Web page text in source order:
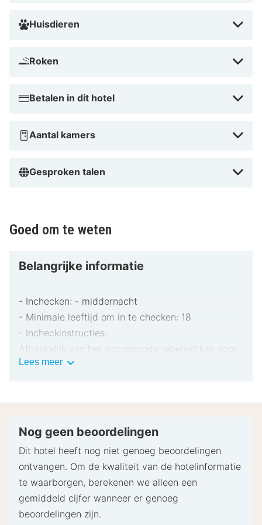
Huisdieren
Roken
Betalen in dit hotel
Aantal kamers
Gesproken talen
Goed om te weten
Belangrijke informatie
- Inchecken: - middernacht
- Minimale leeftijd om in te checken: 18
- Incheckinstructies:
Afhankelijk van het accommodatiebeleid kan voor
extra personen een toeslag in rekening worden
pinpas of borgsom in contanten te verstrekken
Speciale verzoeken worden onder voorbehoud van
beschikbaarheid bij het inchecken ingewilligd.
Hiervoor kunnen extra kosten in rekening worden
gebracht. Speciale verzoeken kunnen niet worden
gegarandeerd.
Lees meerBelangrijke
Nog geen beoordelingen
Dit hotel heeft nog niet genoeg beoordelingen
ontvangen. Om de kwaliteit van de hotelinformatie
te waarborgen, berekenen we alleen een
gemiddeld cijfer wanneer er genoeg
beoordelingen zijn.